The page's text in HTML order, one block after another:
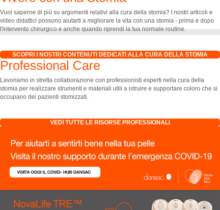
Vuoi saperne di più su argomenti relativi alla cura della stomia? I nostri articoli e
video didattici possono aiutarti a migliorare la vita con una stomia - prima e dopo
l'intervento chirurgico e anche quando riprendi la tua normale routine.
SCOPRI I NOSTRI CONTENUTI DEDICATI ALLA CURA DELLA STOMIA
Professional Care
Lavoriamo in stretta collaborazione con professionisti esperti nella cura della
stomia per realizzare strumenti e materiali utili a istruire e supportare coloro che si
occupano dei pazienti stomizzati.
VEDI TUTTE LE RISORSE PROFESSIONALI